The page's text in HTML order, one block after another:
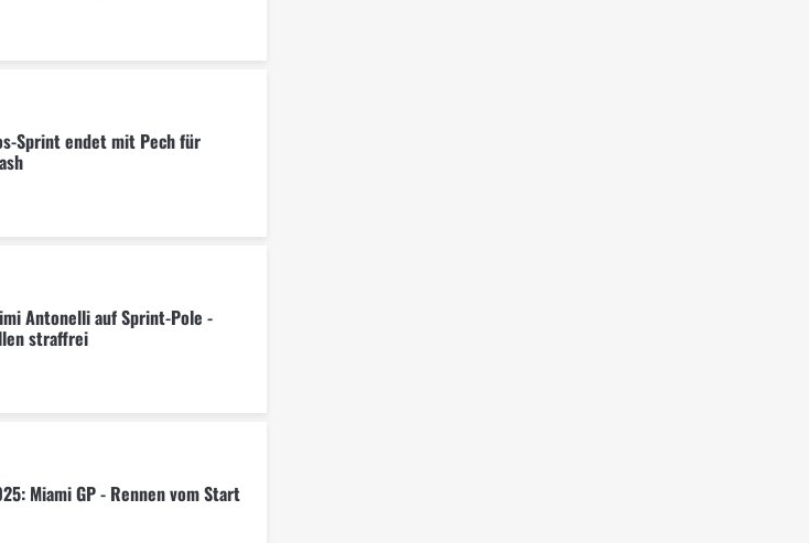
Sprint endet mit Pech für
Antonelli auf Sprint-Pole -
straffrei
Miami GP - Rennen vom Start